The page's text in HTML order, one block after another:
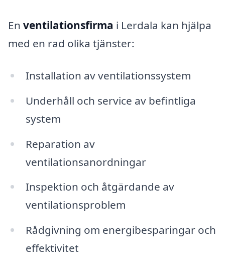
En ventilationsfirma i Lerdala kan hjälpa
med en rad olika tjänster:
Installation av ventilationssystem
Underhåll och service av befintliga
system
Reparation av
ventilationsanordningar
Inspektion och åtgärdande av
ventilationsproblem
Rådgivning om energibesparingar och
effektivitet